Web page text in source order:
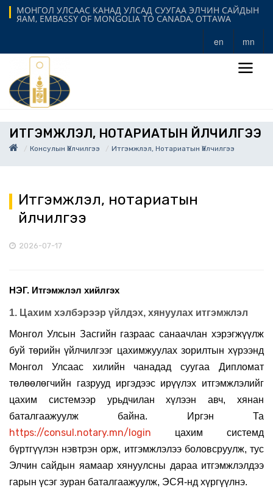
МОНГОЛ УЛСААС КАНАД УЛСАД СУУГАА ЭЛЧИН САЙДЫН
ЯАМ, EMBASSY OF MONGOLIA TO CANADA, OTTAWA
en mn
ИТГЭМЖЛЭЛ, НОТАРИАТЫН ҮЙЛЧИЛГЭЭ
Консулын Үйлчилгээ Итгэмжлэл, Нотариатын Үйлчилгээ
Итгэмжлэл, нотариатын
үйлчилгээ
2026-07-17
НЭГ. Итгэмжлэл хийлгэх
1. Цахим хэлбэрээр үйлдэх, хянуулах итгэмжлэл
Монгол Улсын Засгийн газраас санаачлан хэрэгжүүлж
буй төрийн үйлчилгээг цахимжуулах зорилтын хүрээнд
Монгол Улсаас хилийн чанадад суугаа Дипломат
төлөөлөгчийн газрууд иргэдээс ирүүлэх итгэмжлэлийг
цахим системээр урьдчилан хүлээн авч, хянан
баталгаажуулж байна. И ргэн Та
https://consul.notary.mn/login
цахим системд
бүртгүүлэн нэвтрэн орж, итгэмжлэлээ боловсруулж, тус
Элчин сайдын яамаар хянуулсны дараа итгэмжлэлдээ
гарын үсэг зуран баталгаажуулж, ЭСЯ-нд хүргүүлнэ.